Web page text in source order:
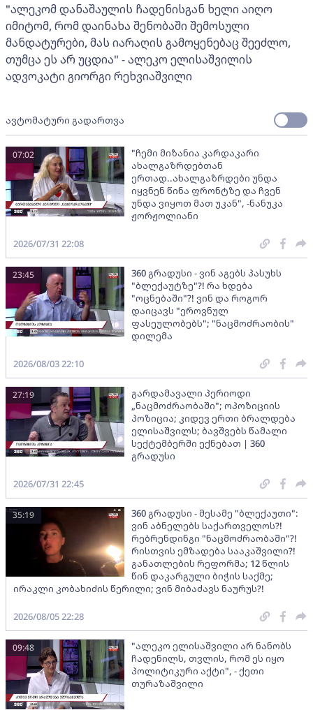
"ალეკომ დანაშაულის ჩადენისგან ხელი აიღო
იმიტომ, რომ დაინახა შენობაში შემოსული
მანდატურები, მას იარაღის გამოყენებაც შეეძლო,
თუმცა ეს არ უცდია" - ალეკო ელისაშვილის
ადვოკატი გიორგი რეხვიაშვილი
ავტომატური გადართვა
"ჩემი მიზანია კარდაკარი
ახალგაზრდებთან
ერთად..ახალგაზრდები უნდა
იყვნენ წინა ფრონტზე და ჩვენ
უნდა ვიყოთ მათ უკან", -ნანუკა
ჟორჟოლიანი
07:02
2026/07/31 22:08
360 გრადუსი - ვინ აგებს პასუხს
"ბლექაუტზე"?! რა ხდება
"ოცნებაში"?! ვინ და როგორ
დაიცავს "ეროვნულ
ფასეულობებს"; "ნაცმოძრაობის"
დილემა
23:45
2026/08/03 22:10
გარდამავალი პერიოდი
„ნაცმოძრაობაში"; ოპოზიციის
პოზიცია; კიდევ ერთი ბრალდება
ელისაშვილს; ბავშვებს წამალი
სექტემბერში ექნებათ | 360
გრადუსი
27:19
2026/07/31 22:45
360 გრადუსი - მესამე "ბლექაუთი":
ვინ აბნელებს საქართველოს?!
რებრენდინგი "ნაცმოძრაობაში"?!
რისთვის ემზადება სააკაშვილი?!
განათლების რეფორმა; 12 წლის
წინ დაკარგული ბიჭის საქმე;
ირაკლი კობახიძის წერილი; ვინ მიბაძავს ნაურუს?!
35:19
2026/08/05 22:28
"ალეკო ელისაშვილი არ ნანობს
ჩადენილს, თვლის, რომ ეს იყო
პოლიტიკური აქტი", - ქეთი
თურაზაშვილი
09:48